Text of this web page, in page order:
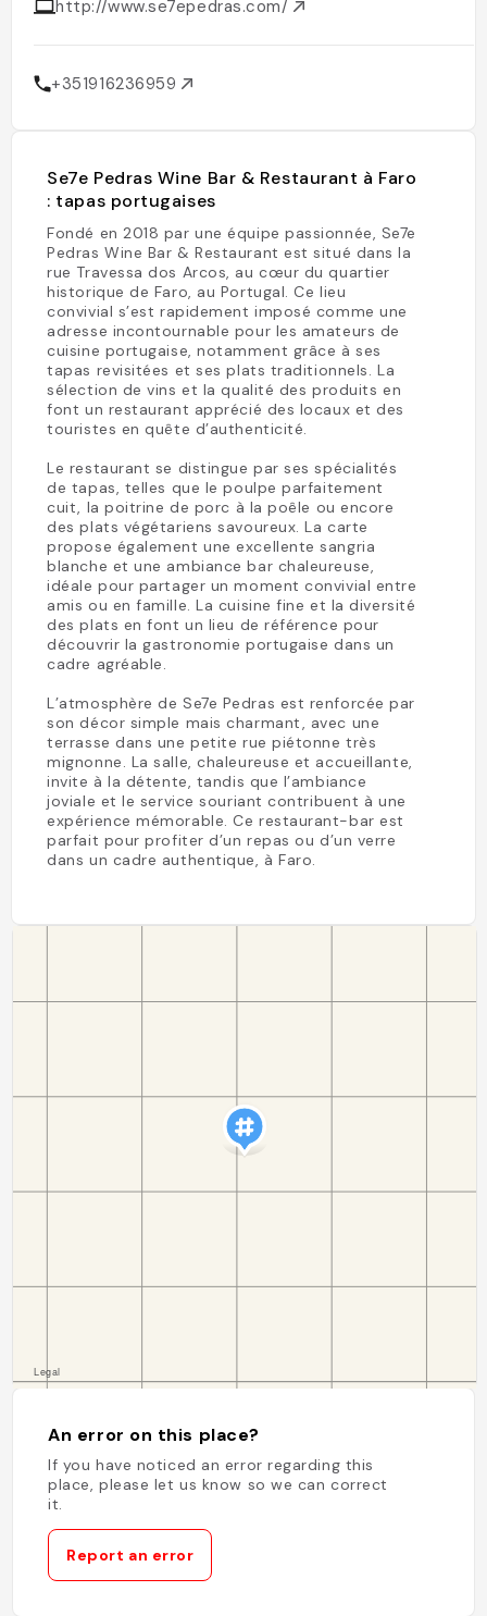
http://www.se7epedras.com/
+351916236959
Se7e Pedras Wine Bar & Restaurant à Faro
: tapas portugaises
Fondé en 2018 par une équipe passionnée, Se7e
Pedras Wine Bar & Restaurant est situé dans la
rue Travessa dos Arcos, au cœur du quartier
historique de Faro, au Portugal. Ce lieu
convivial s’est rapidement imposé comme une
adresse incontournable pour les amateurs de
cuisine portugaise, notamment grâce à ses
tapas revisitées et ses plats traditionnels. La
sélection de vins et la qualité des produits en
font un restaurant apprécié des locaux et des
touristes en quête d’authenticité.
Le restaurant se distingue par ses spécialités
de tapas, telles que le poulpe parfaitement
cuit, la poitrine de porc à la poêle ou encore
des plats végétariens savoureux. La carte
propose également une excellente sangria
blanche et une ambiance bar chaleureuse,
idéale pour partager un moment convivial entre
amis ou en famille. La cuisine fine et la diversité
des plats en font un lieu de référence pour
découvrir la gastronomie portugaise dans un
cadre agréable.
L’atmosphère de Se7e Pedras est renforcée par
son décor simple mais charmant, avec une
terrasse dans une petite rue piétonne très
mignonne. La salle, chaleureuse et accueillante,
invite à la détente, tandis que l’ambiance
joviale et le service souriant contribuent à une
expérience mémorable. Ce restaurant-bar est
parfait pour profiter d’un repas ou d’un verre
dans un cadre authentique, à Faro.
An error on this place?
If you have noticed an error regarding this
place, please let us know so we can correct
it.
Report an error